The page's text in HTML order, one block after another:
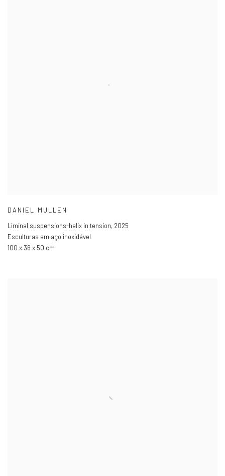
DANIEL MULLEN
Liminal suspensions-helix in tension, 2025
Esculturas em aço inoxidável
100 x 36 x 50 cm